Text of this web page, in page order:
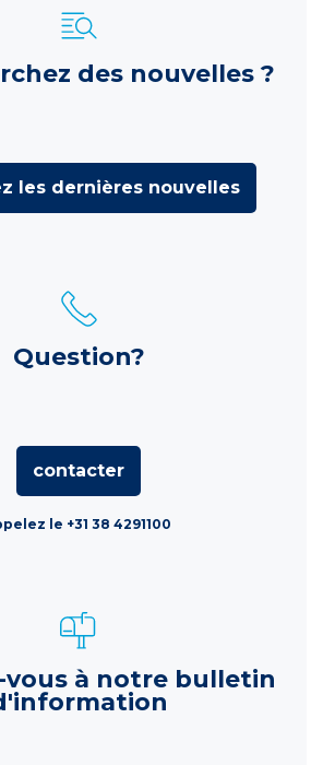
des nouvelles ?
les dernières nouvelles
Question?
contacter
le +31 38 4291100
vous à notre bulletin